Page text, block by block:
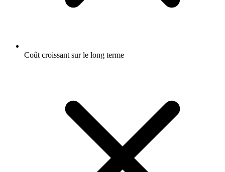
Coût croissant sur le long terme